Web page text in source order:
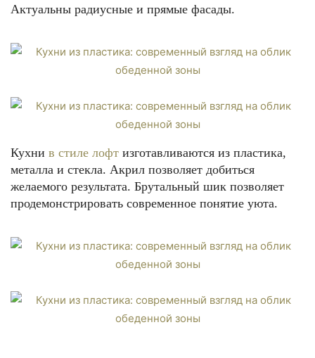
Актуальны радиусные и прямые фасады.
Кухни в стиле лофт изготавливаются из пластика,
металла и стекла. Акрил позволяет добиться
желаемого результата. Брутальный шик позволяет
продемонстрировать современное понятие уюта.